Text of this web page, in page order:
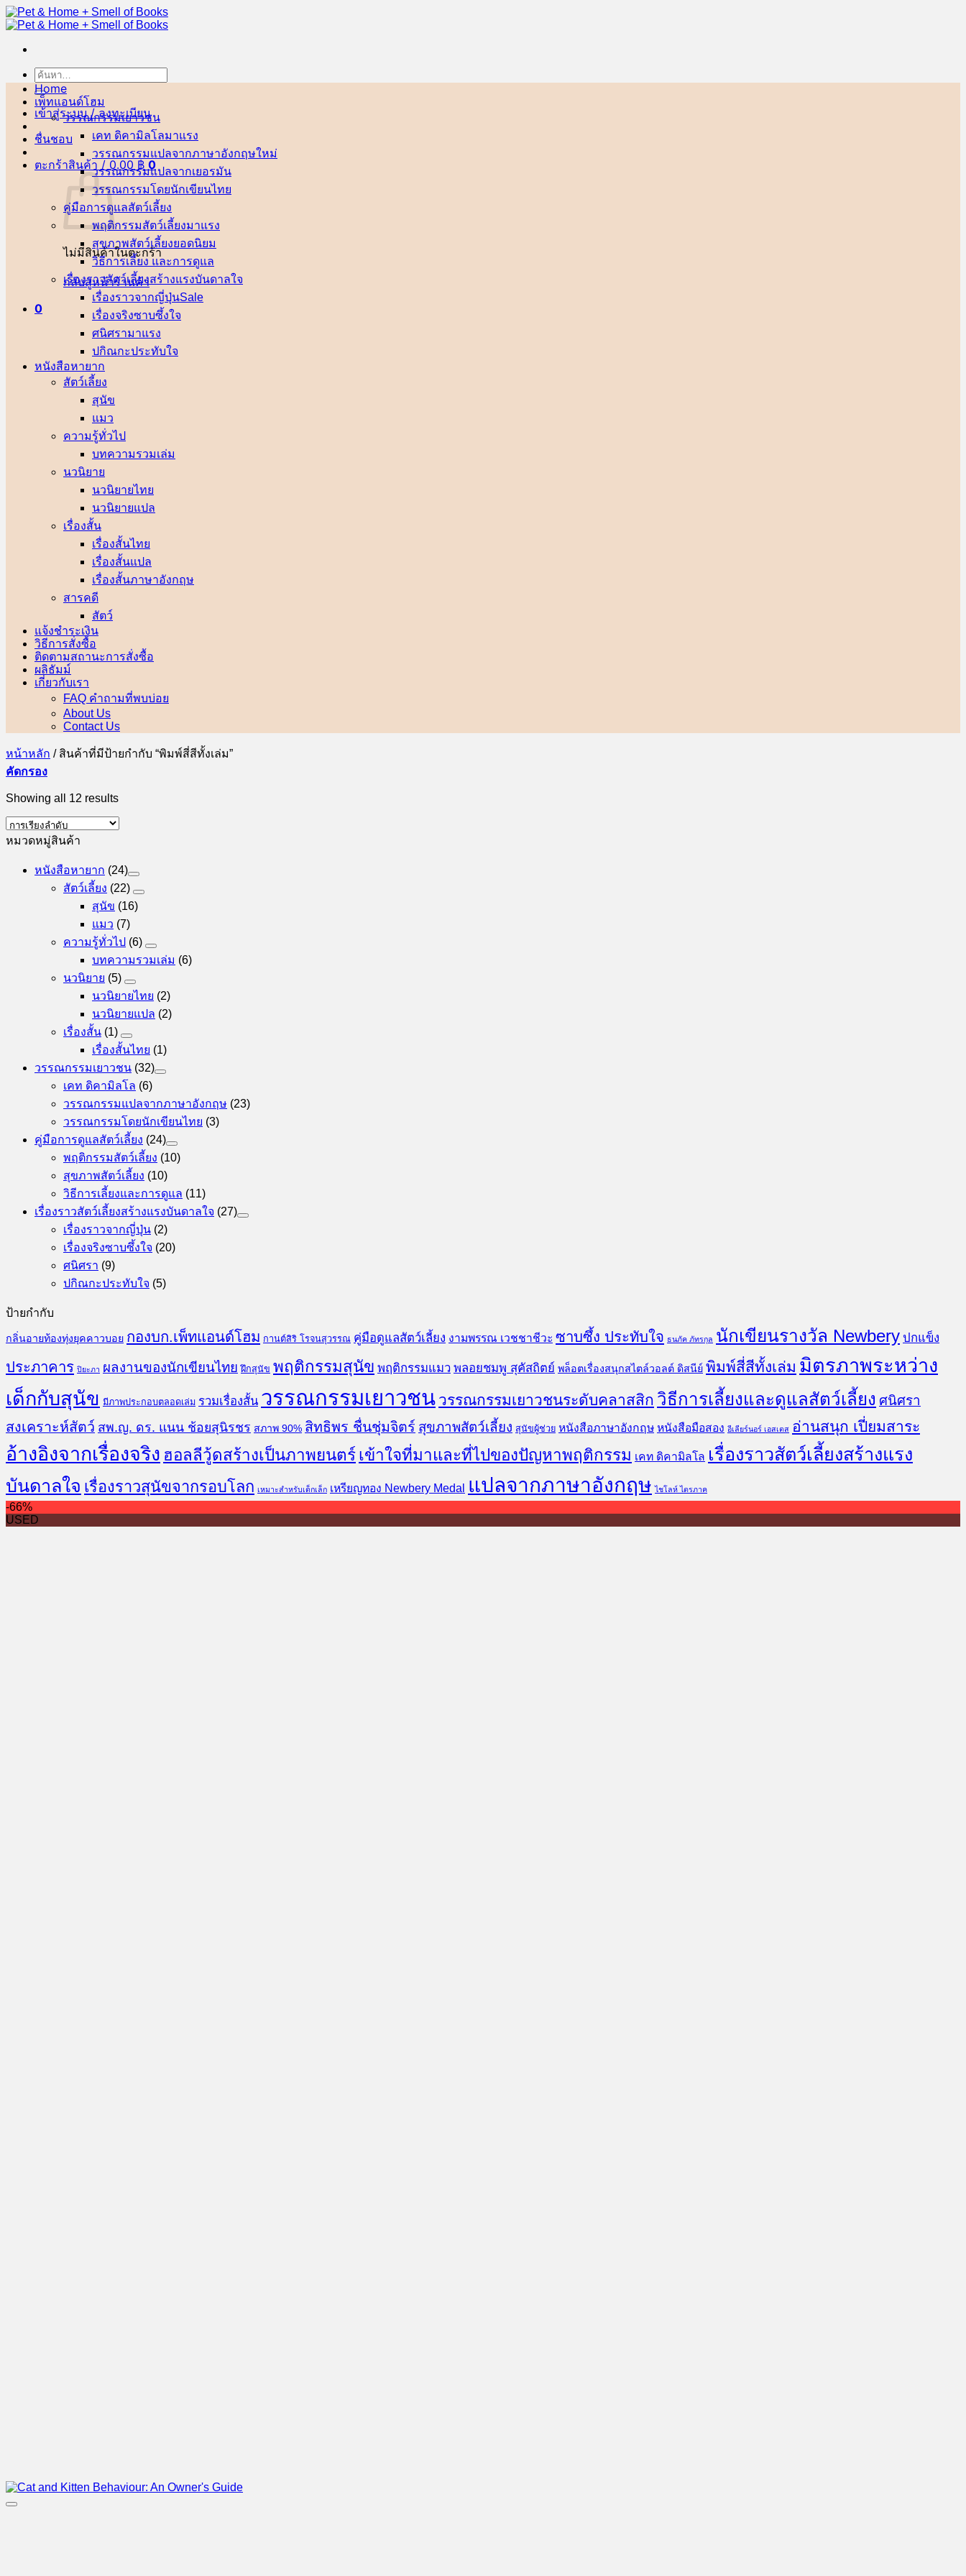
ข้าม
ไป
เนื้อหา
ค้นหา:
เข้าสู่ระบบ / ลงทะเบียน
ชื่นชอบ
ตะกร้าสินค้า / 0.00 ฿ 0
ไม่มีสินค้าในตะกร้า
กลับสู่หน้าร้านค้า
0
Home
เพ็ทแอนด์โฮม
วรรณกรรมเยาวชน
เคท ดิคามิลโล
วรรณกรรมแปลจากภาษาอังกฤษ
วรรณกรรมแปลจากเยอรมัน
วรรณกรรมโดยนักเขียนไทย
คู่มือการดูแลสัตว์เลี้ยง
พฤติกรรมสัตว์เลี้ยง
สุขภาพสัตว์เลี้ยง
วิธีการเลี้ยง และการดูแล
เรื่องราวสัตว์เลี้ยงสร้างแรงบันดาลใจ
เรื่องราวจากญี่ปุ่น
เรื่องจริงซาบซึ้งใจ
ศนิศรา
ปกิณกะประทับใจ
หนังสือหายาก
สัตว์เลี้ยง
สุนัข
แมว
ความรู้ทั่วไป
บทความรวมเล่ม
นวนิยาย
นวนิยายไทย
นวนิยายแปล
เรื่องสั้น
เรื่องสั้นไทย
เรื่องสั้นแปล
เรื่องสั้นภาษาอังกฤษ
สารคดี
สัตว์
แจ้งชำระเงิน
วิธีการสั่งซื้อ
ติดตามสถานะการสั่งซื้อ
ผลิธัมม์
เกี่ยวกับเรา
FAQ คำถามที่พบบ่อย
About Us
Contact Us
หน้าหลัก /สินค้าที่มีป้ายกำกับ “พิมพ์สี่สีทั้งเล่ม”
คัดกรอง
Showing all 12 results
หมวดหมู่สินค้า
หนังสือหายาก (24)
สัตว์เลี้ยง (22)
สุนัข (16)
แมว (7)
ความรู้ทั่วไป (6)
บทความรวมเล่ม (6)
นวนิยาย (5)
นวนิยายไทย (2)
นวนิยายแปล (2)
เรื่องสั้น (1)
เรื่องสั้นไทย (1)
วรรณกรรมเยาวชน (32)
เคท ดิคามิลโล (6)
วรรณกรรมแปลจากภาษาอังกฤษ (23)
วรรณกรรมโดยนักเขียนไทย (3)
คู่มือการดูแลสัตว์เลี้ยง (24)
พฤติกรรมสัตว์เลี้ยง (10)
สุขภาพสัตว์เลี้ยง (10)
วิธีการเลี้ยงและการดูแล (11)
เรื่องราวสัตว์เลี้ยงสร้างแรงบันดาลใจ (27)
เรื่องราวจากญี่ปุ่น (2)
เรื่องจริงซาบซึ้งใจ (20)
ศนิศรา (9)
ปกิณกะประทับใจ (5)
ป้ายกำกับ
กลิ่นอายท้องทุ่งยุคคาวบอย กองบก.เพ็ทแอนด์โฮม กานต์สิริ โรจนสุวรรณ คู่มือดูแลสัตว์เลี้ยง งามพรรณ เวชชาชีวะ ซาบซึ้ง ประทับใจ ธนภัค ภัทรกุล นักเขียนรางวัล Newbery ปกแข็ง
ประภาคาร ปิยะภา ผลงานของนักเขียนไทย ฝึกสุนัข พฤติกรรมสุนัข พฤติกรรมแมว พลอยชมพู สุคัสถิตย์ พล็อตเรื่องสนุกสไตล์วอลต์ ดิสนีย์ พิมพ์สี่สีทั้งเล่ม มิตรภาพระหว่าง
เด็กกับสุนัข มีภาพประกอบตลอดเล่ม รวมเรื่องสั้น วรรณกรรมเยาวชน วรรณกรรมเยาวชนระดับคลาสสิก วิธีการเลี้ยงและดูแลสัตว์เลี้ยง ศนิศรา
สงเคราะห์สัตว์ สพ.ญ. ดร. แนน ช้อยสุนิรชร สภาพ 90% สิทธิพร ชื่นชุ่มจิตร์ สุขภาพสัตว์เลี้ยง สุนัขผู้ช่วย หนังสือภาษาอังกฤษ หนังสือมือสอง อีเลียร์นอร์ เอสเตส อ่านสนุก เปี่ยมสาระ
อ้างอิงจากเรื่องจริง ฮอลลีวู้ดสร้างเป็นภาพยนตร์ เข้าใจที่มาและที่ไปของปัญหาพฤติกรรม เคท ดิคามิลโล เรื่องราวสัตว์เลี้ยงสร้างแรง
บันดาลใจ เรื่องราวสุนัขจากรอบโลก เหมาะสำหรับเด็กเล็ก เหรียญทอง Newbery Medal แปลจากภาษาอังกฤษ ไชโลห์ ไตรภาค
-66%
USED